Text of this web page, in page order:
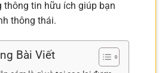
thông tin hữu ích giúp bạn
thông thái.
Bài Viết